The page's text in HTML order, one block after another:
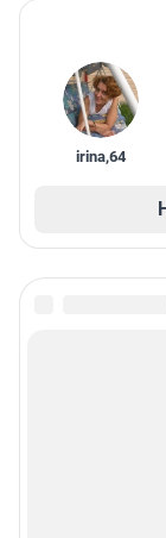
irina,64